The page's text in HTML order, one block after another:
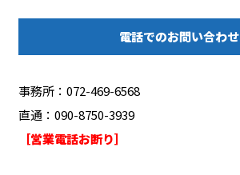
電話でのお問い合わせ
事務所：072-469-6568
直通：090-8750-3939
［営業電話お断り］